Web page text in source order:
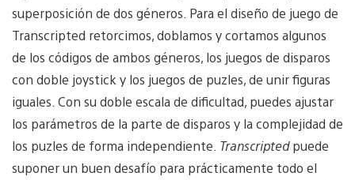
superposición de dos géneros. Para el diseño de juego de
Transcripted retorcimos, doblamos y cortamos algunos
de los códigos de ambos géneros, los juegos de disparos
con doble joystick y los juegos de puzles, de unir figuras
iguales. Con su doble escala de dificultad, puedes ajustar
los parámetros de la parte de disparos y la complejidad de
los puzles de forma independiente. Transcriptedpuede
suponer un buen desafío para prácticamente todo el